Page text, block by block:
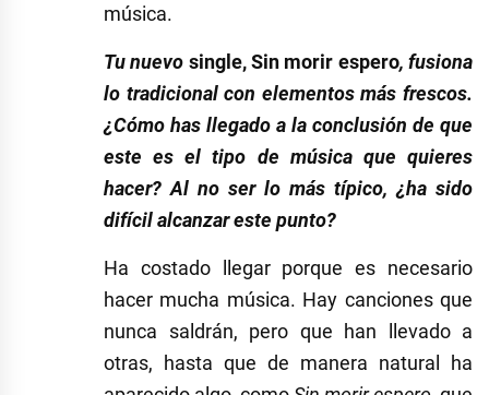
música.
Tu nuevo single,Sin morir espero, fusiona
lo tradicional con elementos más frescos.
¿Cómo has llegado a la conclusión de que
este es el tipo de música que quieres
hacer? Al no ser lo más típico, ¿ha sido
difícil alcanzar este punto?
Ha costado llegar porque es necesario
hacer mucha música. Hay canciones que
nunca saldrán, pero que han llevado a
otras, hasta que de manera natural ha